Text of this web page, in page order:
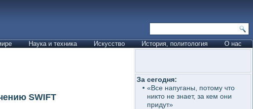
Наука и техника Искусство История, политология О нас
SWIFT
За сегодня:
«Все напуганы, потому что
никто не знает, за кем они
придут»